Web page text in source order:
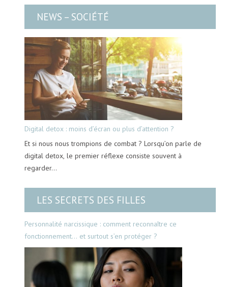
NEWS – SOCIÉTÉ
Digital detox : moins d’écran ou plus d’attention ?
Et si nous nous trompions de combat ? Lorsqu’on parle de
digital detox, le premier réflexe consiste souvent à
regarder…
LES SECRETS DES FILLES
Personnalité narcissique : comment reconnaître ce
fonctionnement… et surtout s’en protéger ?